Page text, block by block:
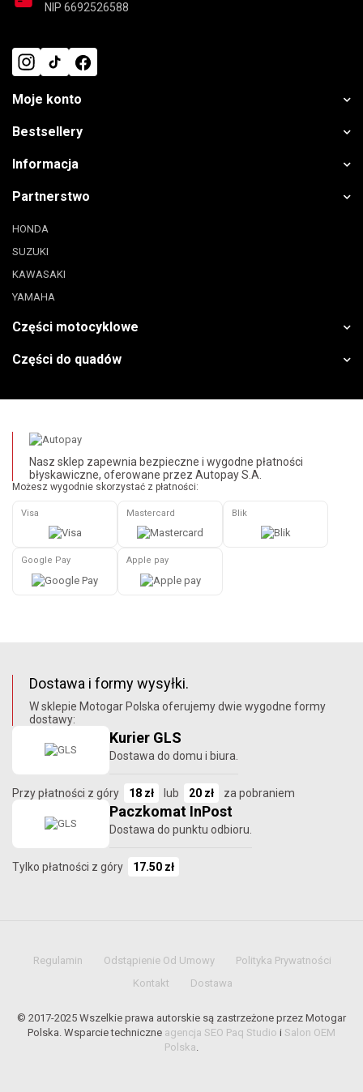
NIP 6692526588
Moje konto
Bestsellery
Informacja
Partnerstwo
HONDA
SUZUKI
KAWASAKI
YAMAHA
Części motocyklowe
Części do quadów
Nasz sklep zapewnia bezpieczne i wygodne płatności
błyskawiczne, oferowane przez Autopay S.A.
Możesz wygodnie skorzystać z płatności:
Visa Mastercard Blik
Google Pay Apple pay
Dostawa i formy wysyłki.
W sklepie Motogar Polska oferujemy dwie wygodne formy
dostawy:
Kurier GLS
Dostawa do domu i biura.
Przy płatności z góry 18 zł lub 20 zł za pobraniem
Paczkomat InPost
Dostawa do punktu odbioru.
Tylko płatności z góry 17.50 zł
Regulamin Odstąpienie Od Umowy
Polityka Prywatności
Kontakt
Dostawa
© 2017-2025 Wszelkie prawa autorskie są zastrzeżone przez Motogar
Polska. Wsparcie techniczne agencja SEO Paq Studio i Salon OEM
Polska